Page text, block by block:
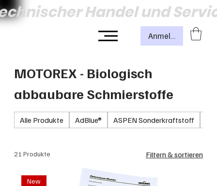
Handel und
Anmelden
MOTOREX - Biologisch
abbaubare Schmierstoffe
Alle Produkte AdBlue® ASPEN Sonderkraftstoff
21 Produkte Filtern & sortieren
New